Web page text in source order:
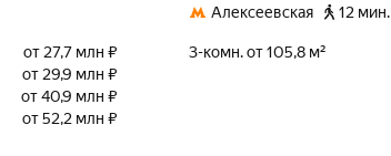
от 27,7 млн ₽
от 29,9 млн ₽
от 40,9 млн ₽
от 52,2 млн ₽
Алексеевская
12 мин.
3-комн. от 105,8 м²